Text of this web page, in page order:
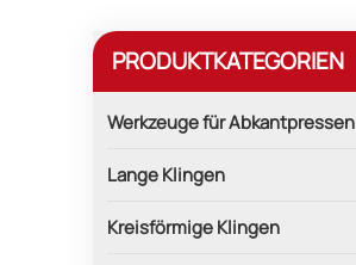
PRODUKTKATEGORIEN
Werkzeuge für Abkantpressen
Lange Klingen
Kreisförmige Klingen